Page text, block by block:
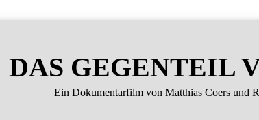
DAS GEGENTEIL
Ein Dokumentarfilm von Matthias Coers und